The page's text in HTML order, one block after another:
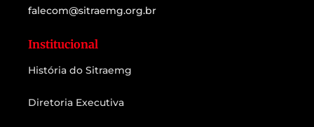
falecom@sitraemg.org.br
Institucional
História do Sitraemg
Diretoria Executiva